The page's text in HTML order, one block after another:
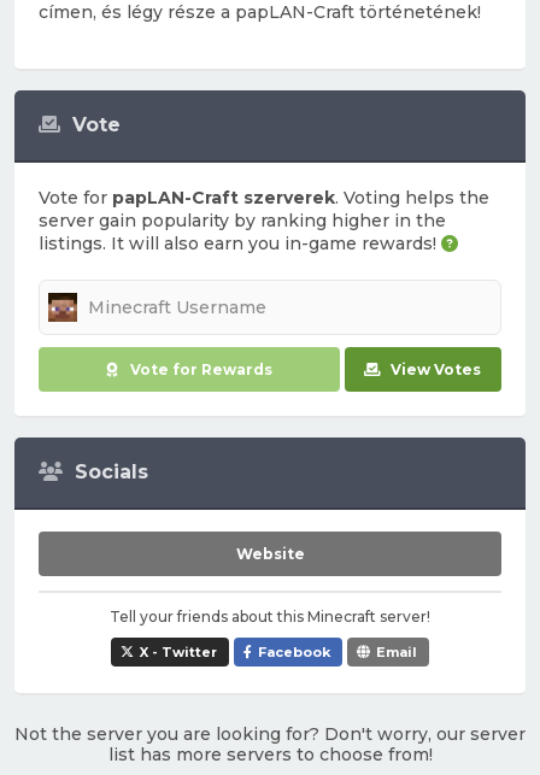
Vote
Vote for papLAN-Craft szerverek. Voting helps the
server gain popularity by ranking higher in the
listings. It will also earn you in-game rewards!
Vote for Rewards View Votes
Socials
Website
Tell your friends about this Minecraft server!
X - Twitter Facebook Email
címen, és légy része a papLAN-Craft történetének!
Not the server you are looking for? Don't worry, our server
list has more servers to choose from!